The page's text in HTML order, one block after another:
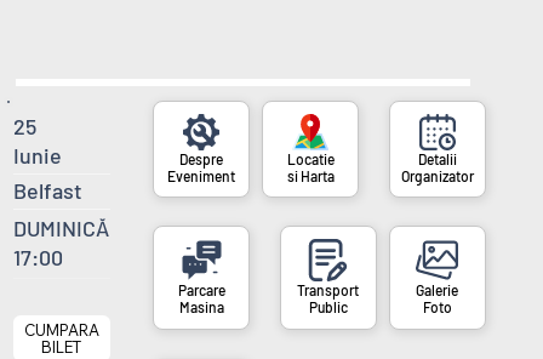
Eveniment
Organizator
si Harta
Masina
Transport
Public
Galerie
Foto
25
Iunie
Belfast
DUMINICĂ
17:00
CUMPARA
BILET